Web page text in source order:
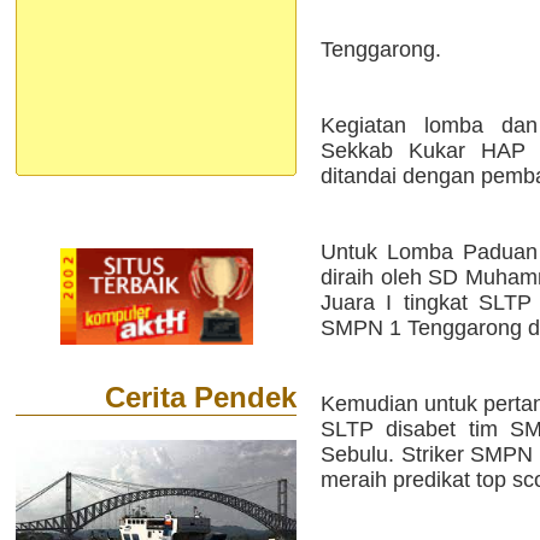
Cerita Pendek
Tenggarong.
Kegiatan lomba
Sekkab Kukar HAP
ditandai dengan
Untuk Lomba
diraih oleh SD
Juara I tingkat SLTP
SMPN 1 Tenggarong
Kemudian untuk
SLTP disabet tim
Sebulu. Striker
meraih predikat top